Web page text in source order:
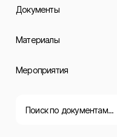
Документы
Материалы
Мероприятия